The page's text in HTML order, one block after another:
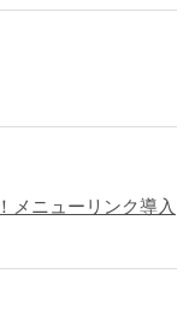
メニューリンク導入